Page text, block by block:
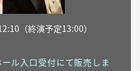
（終演予定13:00）
ル入口受付にて販売しま